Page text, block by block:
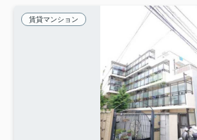
賃貸マンション